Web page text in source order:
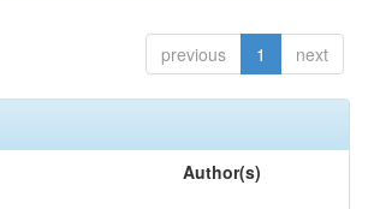
previous 1 next
Author(s)